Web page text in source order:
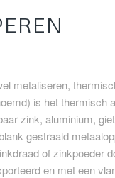
metaliseren,
is het thermisch
zink, aluminium,
gestraald
of zinkpoeder
en met een